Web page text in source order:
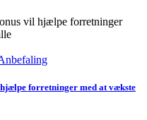
forretninger med at vækste